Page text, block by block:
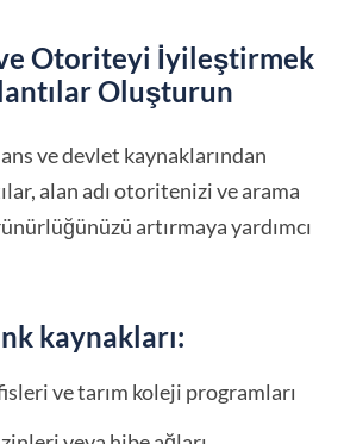
ve Otoriteyi İyileştirmek
Oluşturun
ve devlet kaynaklarından
alan adı otoritenizi ve arama
artırmaya yardımcı
kaynakları:
ve tarım koleji programları